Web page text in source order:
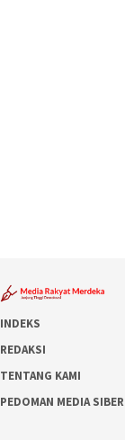
INDEKS
REDAKSI
TENTANG KAMI
PEDOMAN MEDIA SIBER